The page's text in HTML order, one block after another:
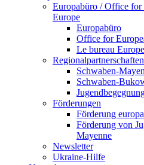
Europabüro / Office for
Europe
Europabüro
Office for
Le bureau Europe
Regionalpartnerschaften
Schwaben-
Schwaben-
Förderungen
Förderung
Förderung von
Mayenne
Newsletter
Ukraine-Hilfe